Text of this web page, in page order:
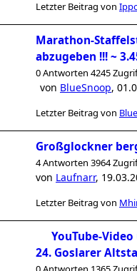
Letzter Beitrag von
Marathon-
abzugeben !!! ~
0 Antworten 4245
von BlueSnoop,
Letzter Beitrag von
Großglockner
4 Antworten 3964
von Laufnarr,
Letzter Beitrag von
YouTube-
24. Goslarer